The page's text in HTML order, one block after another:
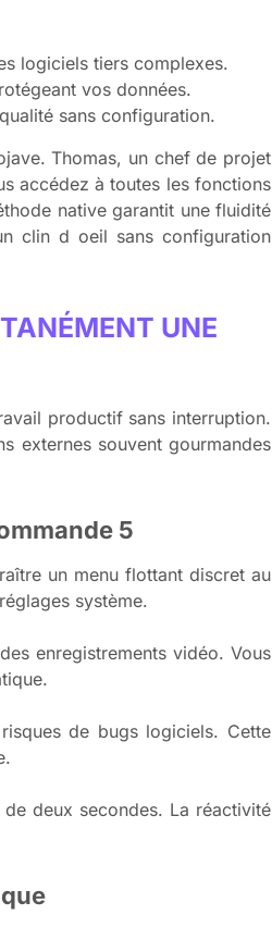
logiciels tiers complexes.
vos données.
sans configuration.
Thomas, un chef de projet
accédez à toutes les fonctions
native garantit une fluidité
clin d oeil sans configuration
UNE
productif sans interruption.
externes souvent gourmandes
5
un menu flottant discret au
système.
enregistrements vidéo. Vous
de bugs logiciels. Cette
deux secondes. La réactivité